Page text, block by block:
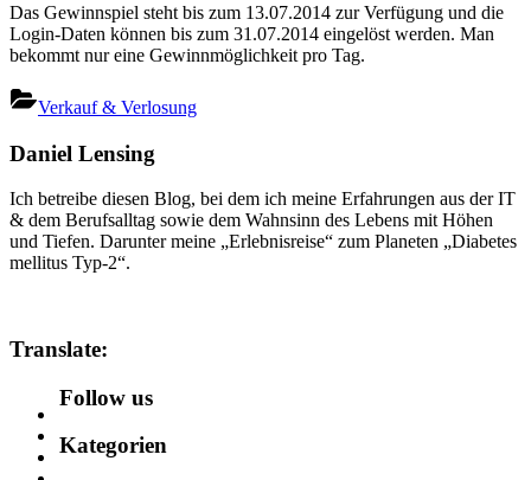
Das Gewinnspiel steht bis zum 13.07.2014 zur Verfügung und die
Login-Daten können bis zum 31.07.2014 eingelöst werden. Man
bekommt nur eine Gewinnmöglichkeit pro Tag.
Verkauf & Verlosung
Daniel Lensing
Ich betreibe diesen Blog, bei dem ich meine Erfahrungen aus der IT
& dem Berufsalltag sowie dem Wahnsinn des Lebens mit Höhen
und Tiefen. Darunter meine „Erlebnisreise“ zum Planeten „Diabetes
mellitus Typ-2“.
Translate:
Follow us
Kategorien